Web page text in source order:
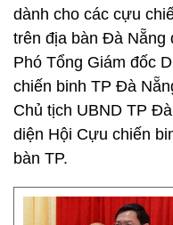
dành cho các cựu
trên địa bàn Đà Nẵng
Phó Tổng Giám đốc
chiến binh TP Đà
Chủ tịch UBND TP
diện Hội Cựu chiến
bàn TP.